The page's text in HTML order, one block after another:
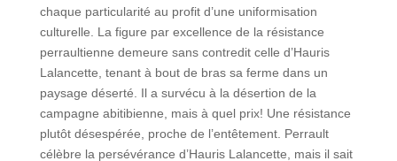
chaque particularité au profit d’une uniformisation
culturelle. La figure par excellence de la résistance
perraultienne demeure sans contredit celle d’Hauris
Lalancette, tenant à bout de bras sa ferme dans un
paysage déserté. Il a survécu à la désertion de la
campagne abitibienne, mais à quel prix! Une résistance
plutôt désespérée, proche de l’entêtement. Perrault
célèbre la persévérance d’Hauris Lalancette, mais il sait